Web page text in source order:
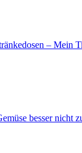
– Mein
besser nicht